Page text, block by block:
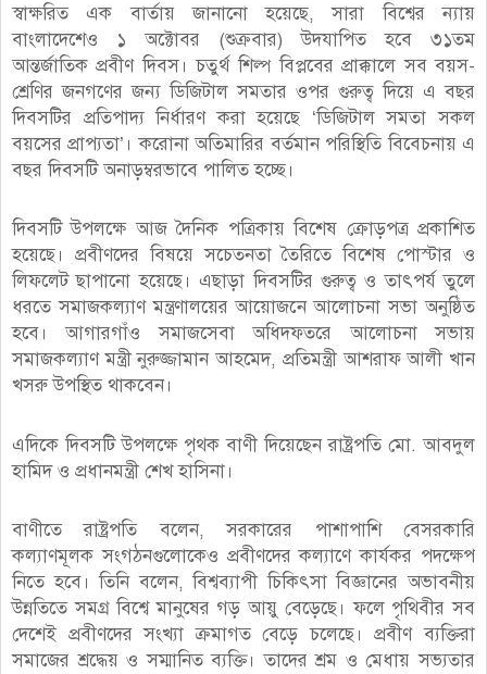
স্বাক্ষরিত এক বার্তায় জানানো হয়েছে, সারা বিশ্বের ন্যায়
বাংলাদেশেও ১ অক্টোবর (শুক্রবার) উদযাপিত হবে ৩১তম
আন্তর্জাতিক প্রবীণ দিবস। চতুর্থ শিল্প বিপ্লবের প্রাক্কালে সব বয়স-
শ্রেণির জনগণের জন্য ডিজিটাল সমতার ওপর গুরুত্ব দিয়ে এ বছর
দিবসটির প্রতিপাদ্য নির্ধারণ করা হয়েছে ‘ডিজিটাল সমতা সকল
বয়সের প্রাপ্যতা’। করোনা অতিমারির বর্তমান পরিস্থিতি বিবেচনায় এ
বছর দিবসটি অনাড়ম্বরভাবে পালিত হচ্ছে।
দিবসটি উপলক্ষে আজ দৈনিক পত্রিকায় বিশেষ ক্রোড়পত্র প্রকাশিত
হয়েছে। প্রবীণদের বিষয়ে সচেতনতা তৈরিতে বিশেষ পোস্টার ও
লিফলেট ছাপানো হয়েছে। এছাড়া দিবসটির গুরুত্ব ও তাৎপর্য তুলে
ধরতে সমাজকল্যাণ মন্ত্রণালয়ের আয়োজনে আলোচনা সভা অনুষ্ঠিত
হবে। আগারগাঁও সমাজসেবা অধিদফতরে আলোচনা সভায়
সমাজকল্যাণ মন্ত্রী নুরুজ্জামান আহমেদ, প্রতিমন্ত্রী আশরাফ আলী খান
খসরু উপস্থিত থাকবেন।
এদিকে দিবসটি উপলক্ষে পৃথক বাণী দিয়েছেন রাষ্ট্রপতি মো. আবদুল
হামিদ ও প্রধানমন্ত্রী শেখ হাসিনা।
বাণীতে রাষ্ট্রপতি বলেন, সরকারের পাশাপাশি বেসরকারি
কল্যাণমূলক সংগঠনগুলোকেও প্রবীণদের কল্যাণে কার্যকর পদক্ষেপ
নিতে হবে। তিনি বলেন, বিশ্বব্যাপী চিকিৎসা বিজ্ঞানের অভাবনীয়
উন্নতিতে সমগ্র বিশ্বে মানুষের গড় আয়ু বেড়েছে। ফলে পৃথিবীর সব
দেশেই প্রবীণদের সংখ্যা ক্রমাগত বেড়ে চলেছে। প্রবীণ ব্যক্তিরা
সমাজের শ্রদ্ধেয় ও সম্মানিত ব্যক্তি। তাদের শ্রম ও মেধায় সভ্যতার